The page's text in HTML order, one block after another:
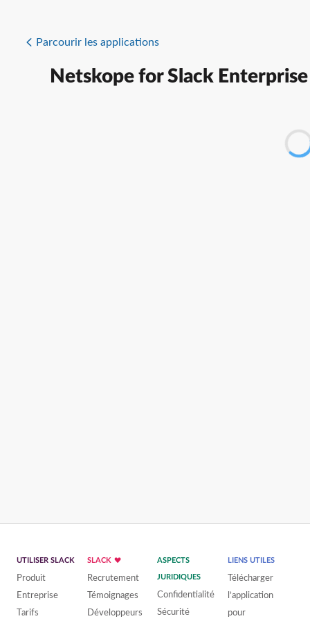
Parcourir les applications
Netskope for Slack Enterprise
UTILISER SLACK
Produit
Entreprise
Tarifs
SLACK
Recrutement
Témoignages
Développeurs
ASPECTS
JURIDIQUES
Confidentialité
Sécurité
LIENS UTILES
Télécharger
l’application
pour